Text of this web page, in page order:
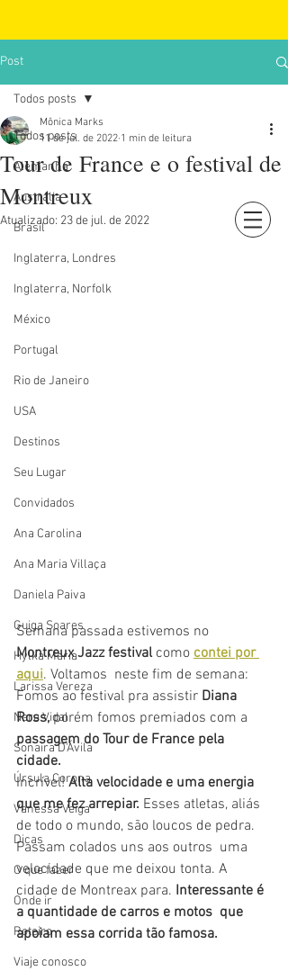
Post
Todos posts
Alemanha
Austrália
Brasil
Inglaterra, Londres
Inglaterra, Norfolk
México
Portugal
Rio de Janeiro
USA
Destinos
Seu Lugar
Convidados
Ana Carolina
Ana Maria Villaça
Daniela Paiva
Guiga Soares
Hylka Maria
Larissa Vereza
Nara Vidal
Sonaira D'Ávila
Úrsula Corona
Vanessa Veiga
Dicas
O que fazer
Onde ir
Roteiro
Viaje conosco
Todos posts
Tour de France e o festival de
Montreux
Mônica Marks
11 de jul. de 2022 1 min de leitura
Atualizado: 23 de jul. de 2022
Semana passada estivemos no
Montreux Jazz festival como contei por
aqui. Voltamos  neste fim de semana:
Fomos ao festival pra assistir Diana
Ross, porém fomos premiados com a
passagem do Tour de France pela
cidade.
Incrível! Alta velocidade e uma energia
que me fez arrepiar. Esses atletas, aliás
de todo o mundo, são loucos de pedra.
Passam colados uns aos outros  uma
velocidade que me deixou tonta. A
cidade de Montreax para. Interessante é
a quantidade de carros e motos  que
apoiam essa corrida tão famosa.